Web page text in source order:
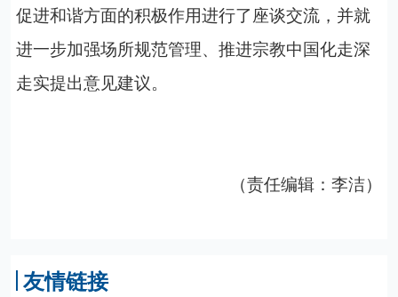
促进和谐方面的积极作用进行了座谈交流，并就
进一步加强场所规范管理、推进宗教中国化走深
走实提出意见建议。
（责任编辑：李洁）
友情链接